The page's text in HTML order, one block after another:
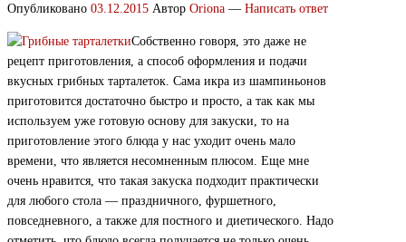
Опубликовано 03.12.2015 Автор Oriona — Написать ответ
Собственно говоря, это даже не
рецепт приготовления, а способ оформления и подачи
вкусных грибных тарталеток. Сама икра из шампиньонов
приготовится достаточно быстро и просто, а так как мы
используем уже готовую основу для закуски, то на
приготовление этого блюда у нас уходит очень мало
времени, что является несомненным плюсом. Еще мне
очень нравится, что такая закуска подходит практически
для любого стола — праздничного, фуршетного,
повседневного, а также для постного и диетического. Надо